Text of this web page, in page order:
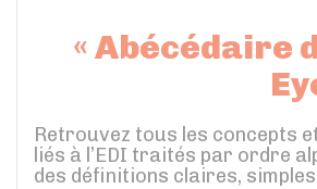
« Abécédaire
Retrouvez tous les concepts
liés à l’EDI traités par ordre
des définitions claires,